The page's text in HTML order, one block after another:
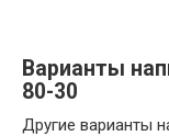
Варианты
80-30
Другие варианты